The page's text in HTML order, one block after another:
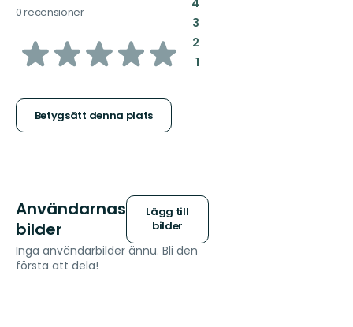
0 recensioner
av
stjärnor
Betygsätt denna plats
4
3:
2:
1:
Användarnas
bilder
Lägg till
bilder
Inga användarbilder ännu. Bli den
första att dela!